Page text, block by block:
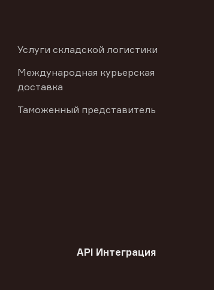
Услуги складской логистики
Международная курьерская
доставка
Таможенный представитель
API Интеграция